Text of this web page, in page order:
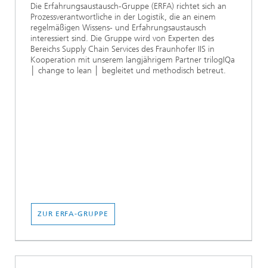
Die Erfahrungsaustausch-Gruppe (ERFA) richtet sich an
Prozessverantwortliche in der Logistik, die an einem
regelmäßigen Wissens- und Erfahrungsaustausch
interessiert sind. Die Gruppe wird von Experten des
Bereichs Supply Chain Services des Fraunhofer IIS in
Kooperation mit unserem langjährigem Partner trilogIQa
│ change to lean │ begleitet und methodisch betreut.
ZUR ERFA-GRUPPE